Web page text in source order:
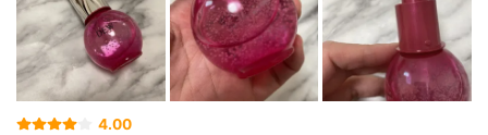
4.00